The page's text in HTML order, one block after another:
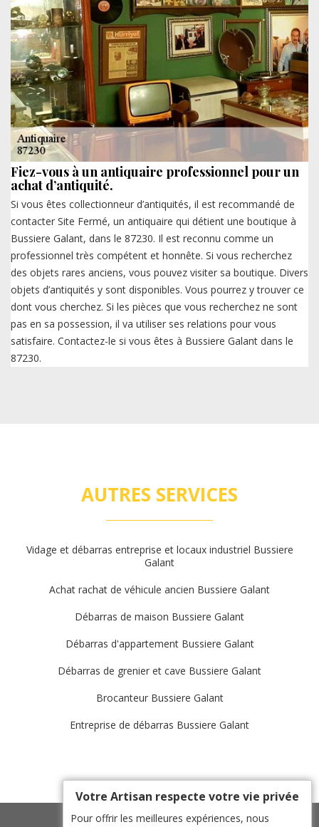
Fiez-vous à un antiquaire professionnel pour un
achat d’antiquité.
Si vous êtes collectionneur d’antiquités, il est recommandé de
contacter Site Fermé, un antiquaire qui détient une boutique à
Bussiere Galant, dans le 87230. Il est reconnu comme un
professionnel très compétent et honnête. Si vous recherchez
des objets rares anciens, vous pouvez visiter sa boutique. Divers
objets d’antiquités y sont disponibles. Vous pourrez y trouver ce
dont vous cherchez. Si les pièces que vous recherchez ne sont
pas en sa possession, il va utiliser ses relations pour vous
satisfaire. Contactez-le si vous êtes à Bussiere Galant dans le
87230.
AUTRES SERVICES
Vidage et débarras entreprise et locaux industriel Bussiere
Galant
Achat rachat de véhicule ancien Bussiere Galant
Débarras de maison Bussiere Galant
Débarras d'appartement Bussiere Galant
Débarras de grenier et cave Bussiere Galant
Brocanteur Bussiere Galant
Entreprise de débarras Bussiere Galant
Votre Artisan respecte votre vie privée
Pour offrir les meilleures expériences, nous